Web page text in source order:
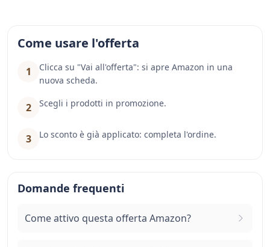
Come usare l'offerta
1
Clicca su "Vai all'offerta": si apre Amazon in una
nuova scheda.
2 Scegli i prodotti in promozione.
3 Lo sconto è già applicato: completa l'ordine.
Domande frequenti
Come attivo questa offerta Amazon?